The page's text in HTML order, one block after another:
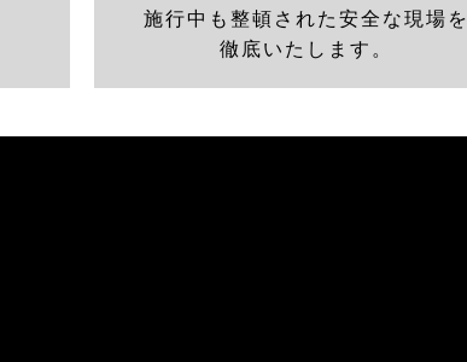
施行中も整頓された安全な現場を
徹底いたします。